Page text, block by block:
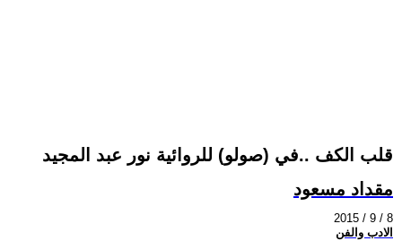
قلب الكف ..في (صولو) للروائية نور عبد المجيد
مقداد مسعود
2015 / 9 / 8
الادب والفن